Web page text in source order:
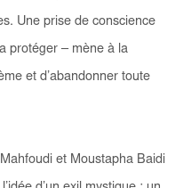
Une prise de conscience
protéger – mène à la
et d’abandonner toute
et Moustapha Baidi